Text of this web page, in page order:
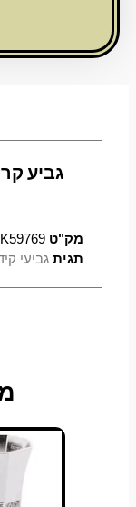
16
ס"מ
גביע
מק"טUK59769
גביעי קידוש